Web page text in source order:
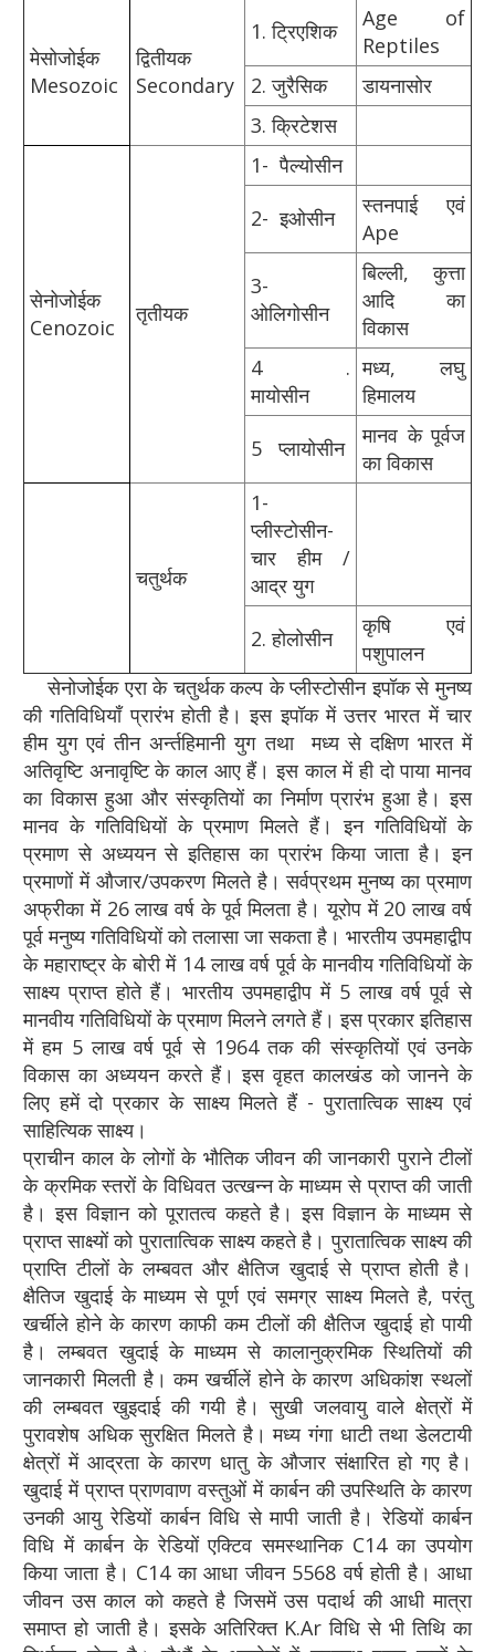
मेसोजोईक
Mesozoic
द्वितीयक
Secondary
1. ट्रिएशिक
Age of
Reptiles
2. जुरैसिक
डायनासोर
3. क्रिटेशस
सेनोजोईक
Cenozoic
तृतीयक
1-पैल्योसीन
2-इओसीन
स्तनपाई एवं
Ape
3-
ओलिगोसीन
बिल्ली, कुत्ता
आदि का
विकास
4 .
मायोसीन
मध्य, लघु
हिमालय
5प्लायोसीन
मानव के पूर्वज
का विकास
चतुर्थक
1-
प्लीस्टोसीन-
चार हीम /
आद्र युग
2. होलोसीन
कृषि एवं
पशुपालन
सेनोजोईक एरा के चतुर्थक कल्प के प्लीस्टोसीन इपॉक से मुनष्य
की गतिविधियाँ प्रारंभ होती है। इस इपॉक में उत्तर भारत में चार
हीम युग एवं तीन अर्न्तहिमानी युग तथा मध्य से दक्षिण भारत में
अतिवृष्टि अनावृष्टि के काल आए हैं। इस काल में ही दो पाया मानव
का विकास हुआ और संस्कृतियों का निर्माण प्रारंभ हुआ है। इस
मानव के गतिविधियों के प्रमाण मिलते हैं। इन गतिविधियों के
प्रमाण से अध्ययन से इतिहास का प्रारंभ किया जाता है। इन
प्रमाणों में औजार/उपकरण मिलते है। सर्वप्रथम मुनष्य का प्रमाण
अफ्रीका में 26 लाख वर्ष के पूर्व मिलता है। यूरोप में 20 लाख वर्ष
पूर्व मनुष्य गतिविधियों को तलासा जा सकता है। भारतीय उपमहाद्वीप
के महाराष्ट्र के बोरी में 14 लाख वर्ष पूर्व के मानवीय गतिविधियों के
साक्ष्य प्राप्त होते हैं। भारतीय उपमहाद्वीप में 5 लाख वर्ष पूर्व से
मानवीय गतिविधियों के प्रमाण मिलने लगते हैं। इस प्रकार इतिहास
में हम 5 लाख वर्ष पूर्व से 1964 तक की संस्कृतियों एवं उनके
विकास का अध्ययन करते हैं। इस वृहत कालखंड को जानने के
लिए हमें दो प्रकार के साक्ष्य मिलते हैं - पुरातात्विक साक्ष्य एवं
साहित्यिक साक्ष्य।
प्राचीन काल के लोगों के भौतिक जीवन की जानकारी पुराने टीलों
के क्रमिक स्तरों के विधिवत उत्खन्न के माध्यम से प्राप्त की जाती
है। इस विज्ञान को पूरातत्व कहते है। इस विज्ञान के माध्यम से
प्राप्त साक्ष्यों को पुरातात्विक साक्ष्य कहते है। पुरातात्विक साक्ष्य की
प्राप्ति टीलों के लम्बवत और क्षैतिज खुदाई से प्राप्त होती है।
क्षैतिज खुदाई के माध्यम से पूर्ण एवं समग्र साक्ष्य मिलते है, परंतु
खर्चीले होने के कारण काफी कम टीलों की क्षैतिज खुदाई हो पायी
है। लम्बवत खुदाई के माध्यम से कालानुक्रमिक स्थितियों की
जानकारी मिलती है। कम खर्चीलें होने के कारण अधिकांश स्थलों
की लम्बवत खुइदाई की गयी है। सुखी जलवायु वाले क्षेत्रों में
पुरावशेष अधिक सुरक्षित मिलते है। मध्य गंगा धाटी तथा डेलटायी
क्षेत्रों में आद्रता के कारण धातु के औजार संक्षारित हो गए है।
खुदाई में प्राप्त प्राणवाण वस्तुओं में कार्बन की उपस्थिति के कारण
उनकी आयु रेडियों कार्बन विधि से मापी जाती है। रेडियों कार्बन
विधि में कार्बन के रेडियों एक्टिव समस्थानिक C14 का उपयोग
किया जाता है। C14 का आधा जीवन 5568 वर्ष होती है। आधा
जीवन उस काल को कहते है जिसमें उस पदार्थ की आधी मात्रा
समाप्त हो जाती है। इसके अतिरिक्त K.Ar विधि से भी तिथि का